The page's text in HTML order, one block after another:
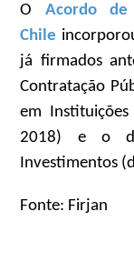
O Acordo
Chile
já firmados
Contratação
em Instituições
2018) e o
Investimentos
Fonte: Firjan